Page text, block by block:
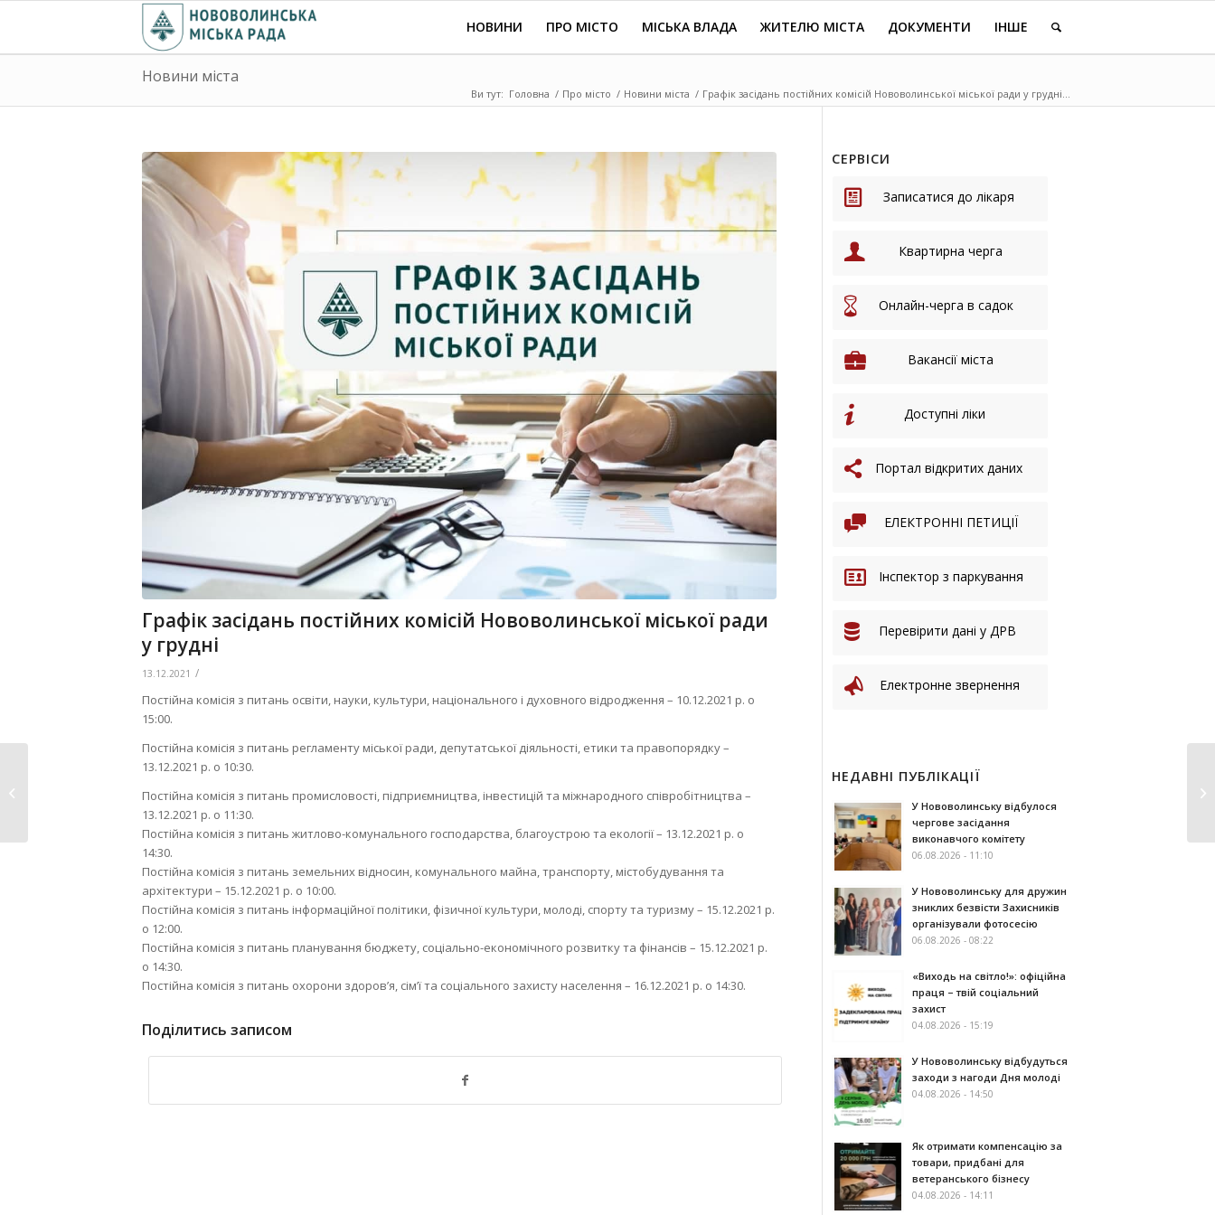
НОВИНИ ПРО МІСТО МІСЬКА ВЛАДА ЖИТЕЛЮ МІСТА ДОКУМЕНТИ ІНШЕ
Новини міста
Ви тут: Головна / Про місто / Новини міста / Графік засідань постійних комісій Нововолинської міської ради у грудні...
Графік засідань постійних комісій Нововолинської міської ради
у грудні
13.12.2021 /
Постійна комісія з питань освіти, науки, культури, національного і духовного відродження – 10.12.2021 р. о
15:00.
Постійна комісія з питань регламенту міської ради, депутатської діяльності, етики та правопорядку –
13.12.2021 р. о 10:30.
Постійна комісія з питань промисловості, підприємництва, інвестицій та міжнародного співробітництва –
13.12.2021 р. о 11:30.
Постійна комісія з питань житлово-комунального господарства, благоустрою та екології – 13.12.2021 р. о
14:30.
Постійна комісія з питань земельних відносин, комунального майна, транспорту, містобудування та
архітектури – 15.12.2021 р. о 10:00.
Постійна комісія з питань інформаційної політики, фізичної культури, молоді, спорту та туризму – 15.12.2021 р.
о 12:00.
Постійна комісія з питань планування бюджету, соціально-економічного розвитку та фінансів – 15.12.2021 р.
о 14:30.
Постійна комісія з питань охорони здоров’я, сім’ї та соціального захисту населення – 16.12.2021 р. о 14:30.
Поділитись записом
СЕРВІСИ
Записатися до лікаря
Квартирна черга
Онлайн-черга в садок
Вакансії міста
Доступні ліки
Портал відкритих даних
ЕЛЕКТРОННІ ПЕТИЦІЇ
Інспектор з паркування
Перевірити дані у ДРВ
Електронне звернення
НЕДАВНІ ПУБЛІКАЦІЇ
У Нововолинську відбулося
чергове засідання
виконавчого комітету
06.08.2026 - 11:10
У Нововолинську для дружин
зниклих безвісти Захисників
організували фотосесію
06.08.2026 - 08:22
«Виходь на світло!»: офіційна
праця – твій соціальний
захист
04.08.2026 - 15:19
У Нововолинську відбудуться
заходи з нагоди Дня молоді
04.08.2026 - 14:50
Як отримати компенсацію за
товари, придбані для
ветеранського бізнесу
04.08.2026 - 14:11